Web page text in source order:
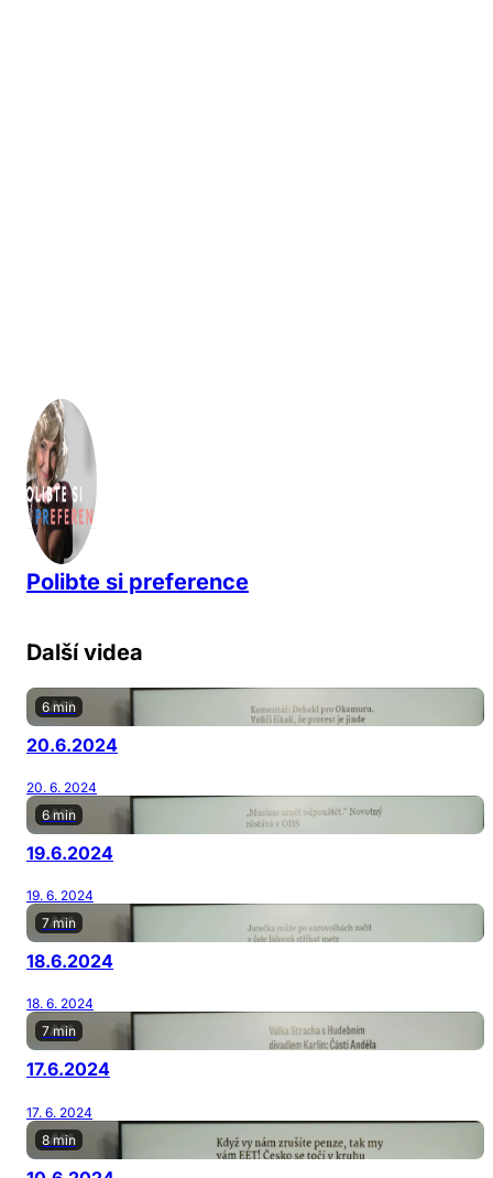
Polibte si preference
Další videa
6 min
20.6.2024
20. 6. 2024
6 min
19.6.2024
19. 6. 2024
7 min
18.6.2024
18. 6. 2024
7 min
17.6.2024
17. 6. 2024
8 min